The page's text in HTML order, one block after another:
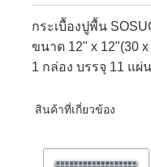
กระเบื้องปูพื้น
ขนาด 12" x 12"(30 x
1 กล่อง บรรจุ 11 แผ่
สินค้าที่เกี่ยวข้อง